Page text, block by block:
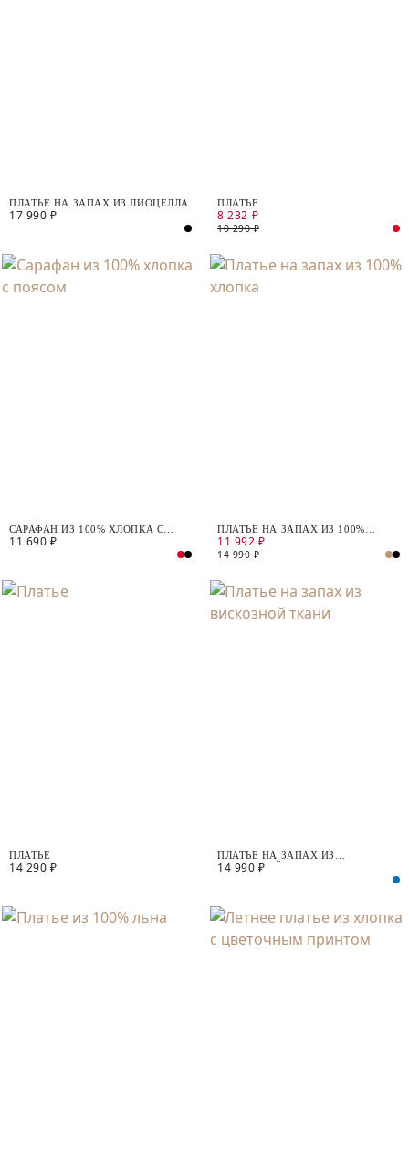
ПЛАТЬЕ НА ЗАПАХ ИЗ ЛИОЦЕЛЛА
17 990 ₽
ПЛАТЬЕ
8 232 ₽
10 290 ₽
САРАФАН ИЗ 100% ХЛОПКА С
ПОЯСОМ
11 690 ₽
ПЛАТЬЕ НА ЗАПАХ ИЗ 100%
ХЛОПКА
11 992 ₽
14 990 ₽
ПЛАТЬЕ
14 290 ₽
ПЛАТЬЕ НА ЗАПАХ ИЗ
ВИСКОЗНОЙ ТКАНИ
14 990 ₽